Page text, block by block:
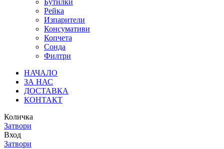
Бутилки
Рейка
Изпарители
Консумативи
Копчета
Сонда
Филтри
НАЧАЛО
ЗА НАС
ДОСТАВКА
КОНТАКТ
Количка
Затвори
Вход
Затвори